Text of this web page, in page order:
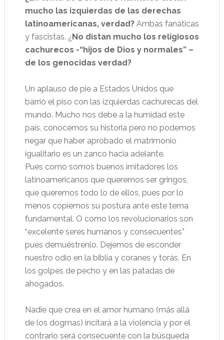
mucho las izquierdas de las derechas
latinoamericanas, verdad?Ambas fanáticas
y fascistas. ¿No distan mucho los religiosos
cachurecos -“hijos de Dios y normales” –
de los genocidas verdad?
Un aplauso de pie a Estados Unidos que
barrió el piso con las izquierdas cachurecas del
mundo. Mucho nos debe a la humidad este
país, conocemos su historia pero no podemos
negar que haber aprobado el matrimonio
igualitario es un zanco hacia adelante.
Pues como somos buenos imitadores los
latinoamericanos que queremos ser gringos,
que queremos todo lo de ellos, pues por lo
menos copiemos su postura ante este tema
fundamental. O como los revolucionarios son
“excelente seres humanos y consecuentes”
pues demuéstrenlo. Dejemos de esconder
nuestro odio en la biblia y coranes y torás. En
los golpes de pecho y en las patadas de
ahogados.
Nadie que crea en el amor humano (más allá
de los dogmas) incitará a la violencia y por el
contrario será consecuente con la búsqueda